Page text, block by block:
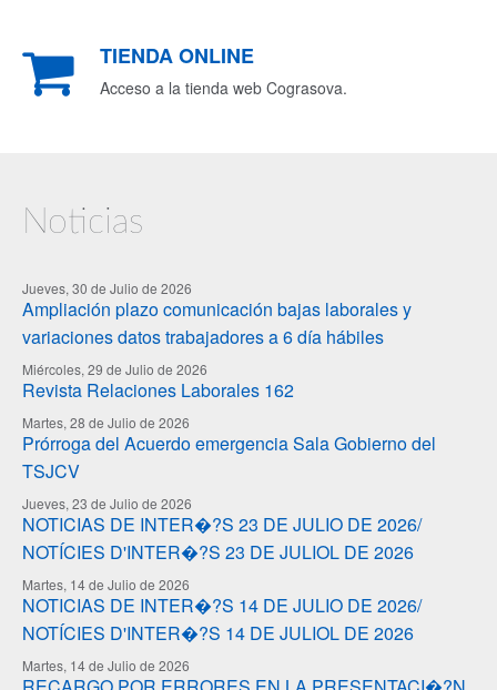
TIENDA ONLINE
Acceso a la tienda web Cograsova.
Noticias
Jueves, 30 de Julio de 2026
Ampliación plazo comunicación bajas laborales y
variaciones datos trabajadores a 6 día hábiles
Miércoles, 29 de Julio de 2026
Revista Relaciones Laborales 162
Martes, 28 de Julio de 2026
Prórroga del Acuerdo emergencia Sala Gobierno del
TSJCV
Jueves, 23 de Julio de 2026
NOTICIAS DE INTER�?S 23 DE JULIO DE 2026/
NOTÍCIES D'INTER�?S 23 DE JULIOL DE 2026
Martes, 14 de Julio de 2026
NOTICIAS DE INTER�?S 14 DE JULIO DE 2026/
NOTÍCIES D'INTER�?S 14 DE JULIOL DE 2026
Martes, 14 de Julio de 2026